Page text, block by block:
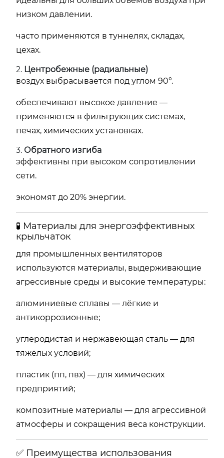
низком давлении.
часто применяются в туннелях, складах,
цехах.
2. Центробежные (радиальные)
воздух выбрасывается под углом 90°.
обеспечивают высокое давление —
применяются в фильтрующих системах,
печах, химических установках.
3. Обратного изгиба
эффективны при высоком сопротивлении
сети.
экономят до 20% энергии.
🧪 Материалы для энергоэффективных
крыльчаток
для промышленных вентиляторов
используются материалы, выдерживающие
агрессивные среды и высокие температуры:
алюминиевые сплавы — лёгкие и
антикоррозионные;
углеродистая и нержавеющая сталь — для
тяжёлых условий;
пластик (пп, пвх) — для химических
предприятий;
композитные материалы — для агрессивной
атмосферы и сокращения веса конструкции.
✅ Преимущества использования